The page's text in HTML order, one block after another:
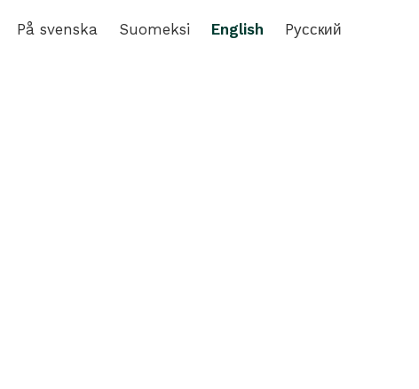
På svenska Suomeksi English Pусский